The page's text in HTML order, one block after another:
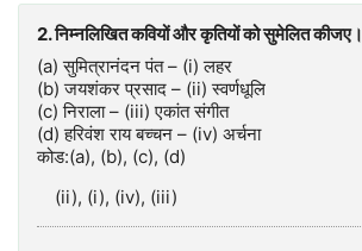
2. निम्नलिखित कवियों और कृतियों को सुमेलित कीजए।
(a) सुमित्रानंदन पंत – (i) लहर
(b) जयशंकर प्रसाद – (ii) स्वर्णधूलि
(c) निराला – (iii) एकांत संगीत
(d) हरिवंश राय बच्चन – (iv) अर्चना
कोड:(a), (b), (c), (d)
(ii), (i), (iv), (iii)